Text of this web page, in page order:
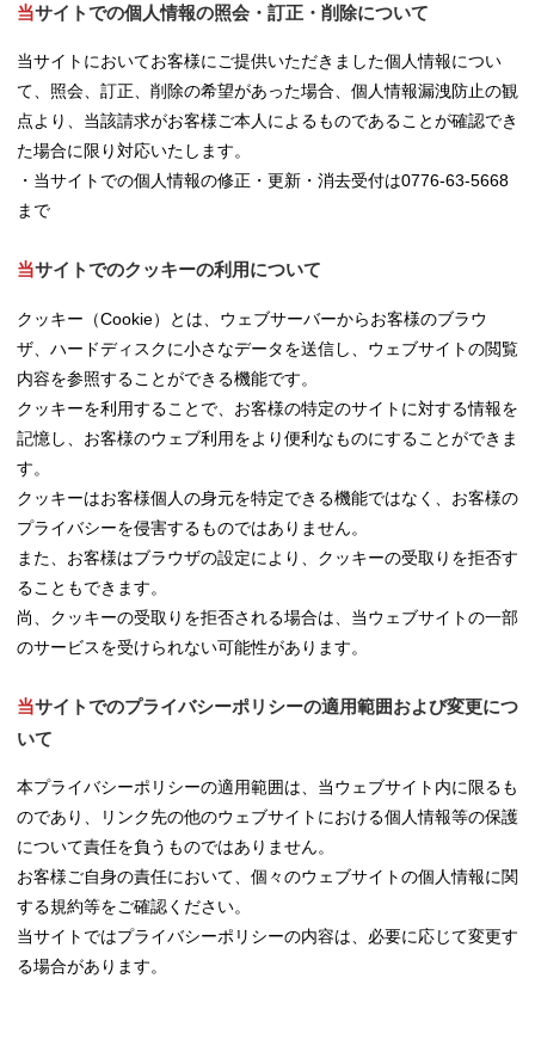
当サイトでの個人情報の照会・訂正・削除について
当サイトにおいてお客様にご提供いただきました個人情報につい
て、照会、訂正、削除の希望があった場合、個人情報漏洩防止の観
点より、当該請求がお客様ご本人によるものであることが確認でき
た場合に限り対応いたします。
・当サイトでの個人情報の修正・更新・消去受付は0776-63-5668
まで
当サイトでのクッキーの利用について
クッキー（Cookie）とは、ウェブサーバーからお客様のブラウ
ザ、ハードディスクに小さなデータを送信し、ウェブサイトの閲覧
内容を参照することができる機能です。
クッキーを利用することで、お客様の特定のサイトに対する情報を
記憶し、お客様のウェブ利用をより便利なものにすることができま
す。
クッキーはお客様個人の身元を特定できる機能ではなく、お客様の
プライバシーを侵害するものではありません。
また、お客様はブラウザの設定により、クッキーの受取りを拒否す
ることもできます。
尚、クッキーの受取りを拒否される場合は、当ウェブサイトの一部
のサービスを受けられない可能性があります。
当サイトでのプライバシーポリシーの適用範囲および変更につ
いて
本プライバシーポリシーの適用範囲は、当ウェブサイト内に限るも
のであり、リンク先の他のウェブサイトにおける個人情報等の保護
について責任を負うものではありません。
お客様ご自身の責任において、個々のウェブサイトの個人情報に関
する規約等をご確認ください。
当サイトではプライバシーポリシーの内容は、必要に応じて変更す
る場合があります。